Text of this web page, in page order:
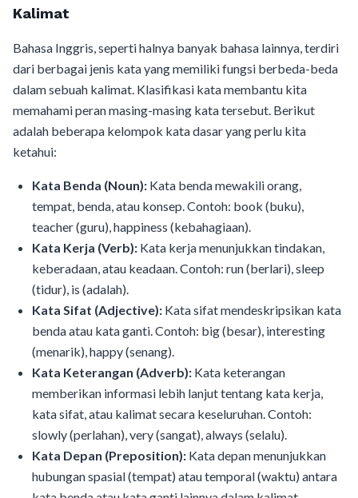
Kalimat
Bahasa Inggris, seperti halnya banyak bahasa lainnya, terdiri
dari berbagai jenis kata yang memiliki fungsi berbeda-beda
dalam sebuah kalimat. Klasifikasi kata membantu kita
memahami peran masing-masing kata tersebut. Berikut
adalah beberapa kelompok kata dasar yang perlu kita
ketahui:
Kata Benda (Noun): Kata benda mewakili orang,
tempat, benda, atau konsep. Contoh: book (buku),
teacher (guru), happiness (kebahagiaan).
Kata Kerja (Verb): Kata kerja menunjukkan tindakan,
keberadaan, atau keadaan. Contoh: run (berlari), sleep
(tidur), is (adalah).
Kata Sifat (Adjective): Kata sifat mendeskripsikan kata
benda atau kata ganti. Contoh: big (besar), interesting
(menarik), happy (senang).
Kata Keterangan (Adverb): Kata keterangan
memberikan informasi lebih lanjut tentang kata kerja,
kata sifat, atau kalimat secara keseluruhan. Contoh:
slowly (perlahan), very (sangat), always (selalu).
Kata Depan (Preposition): Kata depan menunjukkan
hubungan spasial (tempat) atau temporal (waktu) antara